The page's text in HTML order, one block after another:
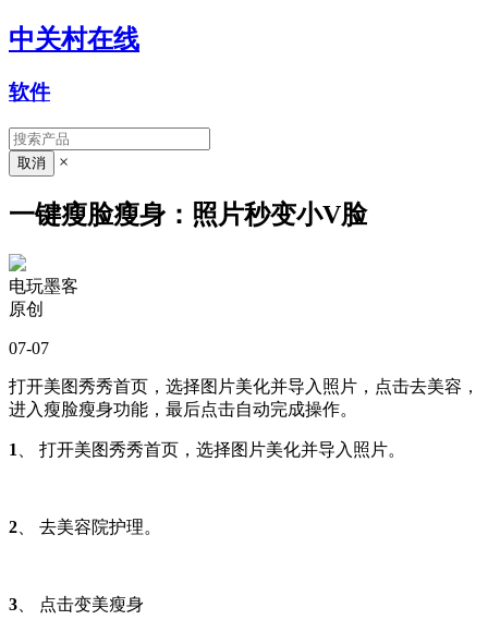
中关村在线
软件
×
一键瘦脸瘦身：照片秒变小V脸
电玩墨客
原创
07-07
打开美图秀秀首页，选择图片美化并导入照片，点击去美容，
进入瘦脸瘦身功能，最后点击自动完成操作。
1 、 打开美图秀秀首页，选择图片美化并导入照片。
2 、 去美容院护理。
3 、 点击变美瘦身